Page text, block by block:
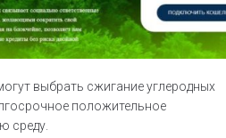
выбрать сжигание углеродных
положительное
среду.